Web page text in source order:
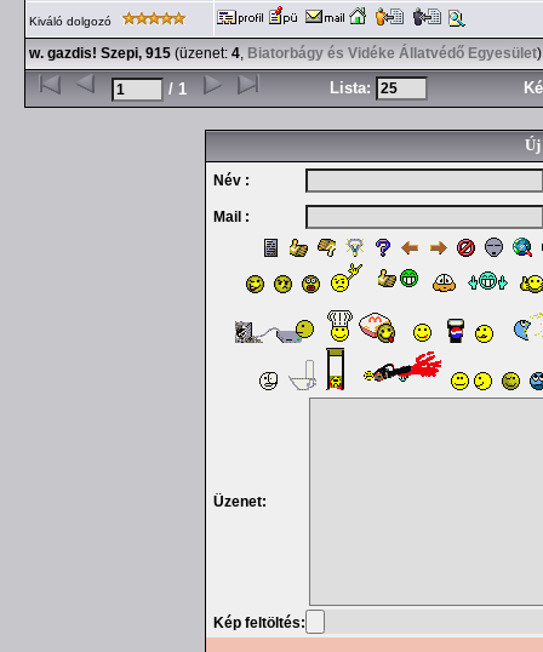
Kiváló dolgozó
w. gazdis! Szepi, 915 (üzenet: 4, Biatorbágy és Vidéke Állatvédő Egyesület)
/ 1 Lista:
Új
Név :
Mail :
Üzenet:
Kép feltöltés: